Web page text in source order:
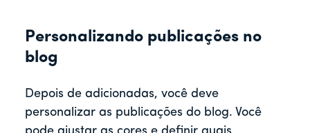
Personalizando publicações no
blog
Depois de adicionadas, você deve
personalizar as publicações do blog. Você